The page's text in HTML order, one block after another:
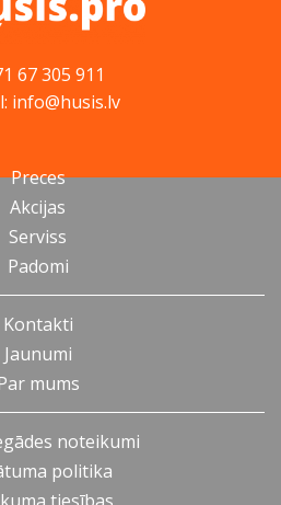
67 305 911
info@husis.lv
Preces
Akcijas
Serviss
Padomi
Kontakti
Jaunumi
mums
noteikumi
politika